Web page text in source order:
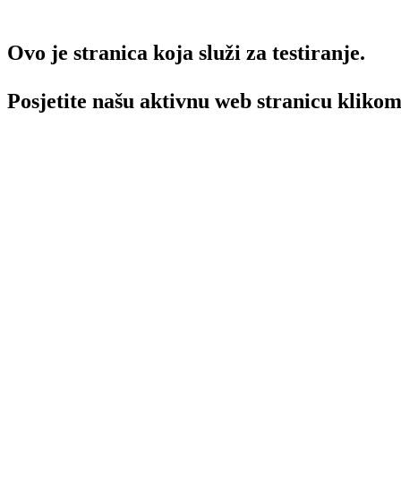
Ovo je stranica koja služi za testiranje.
Posjetite našu aktivnu web stranicu